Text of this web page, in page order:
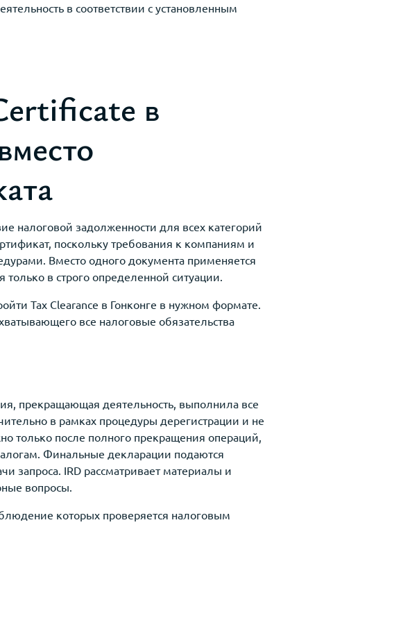
в соответствии с установленным
в
налоговой задолженности для всех категорий
поскольку требования к компаниям и
Вместо одного документа применяется
в строго определенной ситуации.
Tax Clearance в Гонконге в нужном формате.
все налоговые обязательства
прекращающая деятельность, выполнила все
в рамках процедуры дерегистрации и не
только после полного прекращения операций,
Финальные декларации подаются
запроса. IRD рассматривает материалы и
вопросы.
которых проверяется налоговым